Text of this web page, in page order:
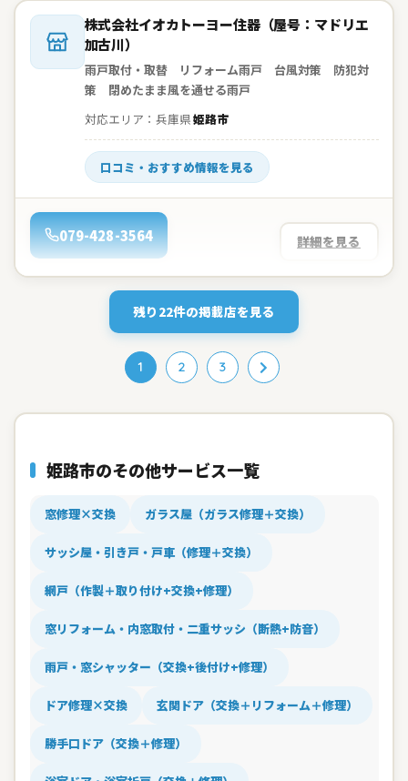
会社名：
株式会社イオカトーヨー住器（屋号：マドリエ
加古川）
雨戸取付・取替 リフォーム雨戸 台風対策 防犯対
策 閉めたまま風を通せる雨戸
対応エリア：兵庫県姫路市
口コミ・おすすめ情報を見る
電話：
079-428-3564 詳細を見る
残り22件の掲載店を見る
1 2 3
姫路市のその他サービス一覧
窓修理×交換 ガラス屋（ガラス修理＋交換）
サッシ屋・引き戸・戸車（修理＋交換）
網戸（作製＋取り付け+交換+修理）
窓リフォーム・内窓取付・二重サッシ（断熱+防音）
雨戸・窓シャッター（交換+後付け+修理）
ドア修理×交換 玄関ドア（交換＋リフォーム＋修理）
勝手口ドア（交換＋修理）